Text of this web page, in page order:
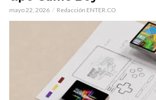
mayo 22, 2026 Redacción ENTER.CO